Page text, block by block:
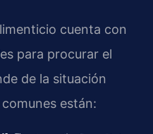
cuenta con
para procurar el
de la situación
están: